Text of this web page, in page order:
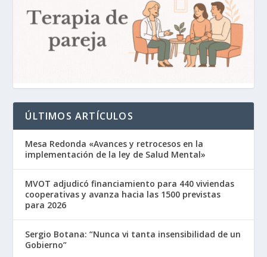
ÚLTIMOS ARTÍCULOS
Mesa Redonda «Avances y retrocesos en la
implementación de la ley de Salud Mental»
MVOT adjudicó financiamiento para 440 viviendas
cooperativas y avanza hacia las 1500 previstas
para 2026
Sergio Botana: “Nunca vi tanta insensibilidad de un
Gobierno”